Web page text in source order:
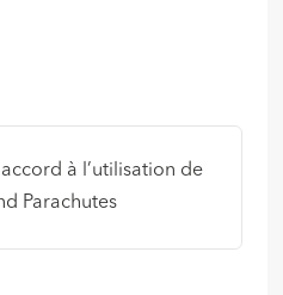
à l’utilisation de
Parachutes